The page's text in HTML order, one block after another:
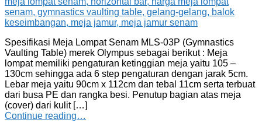
Spesifikasi Meja Lompat Senam MLS-03P (Gymnastics
Vaulting Table) merek Olympus sebagai berikut : Meja
lompat memiliki pengaturan ketinggian meja yaitu 105 –
130cm sehingga ada 6 step pengaturan dengan jarak 5cm.
Lebar meja yaitu 90cm x 112cm dan tebal 11cm serta terbuat
dari busa PE dan rangka besi. Penutup bagian atas meja
(cover) dari kulit […]
Continue reading…